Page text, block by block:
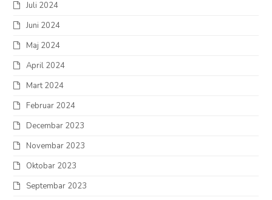
Juli 2024
Juni 2024
Maj 2024
April 2024
Mart 2024
Februar 2024
Decembar 2023
Novembar 2023
Oktobar 2023
Septembar 2023